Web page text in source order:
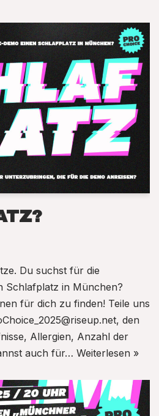
Du suchst für die
Schlafplatz in München?
für dich zu finden! Teile uns
den
Allergien, Anzahl der
auch für… Weiterlesen »